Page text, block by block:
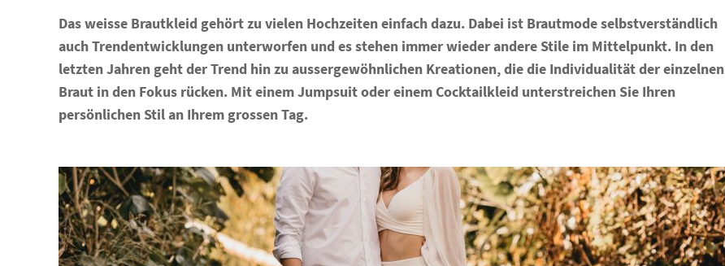
Das weisse Brautkleid gehört zu vielen Hochzeiten einfach dazu. Dabei ist Brautmode selbstverständlich
auch Trendentwicklungen unterworfen und es stehen immer wieder andere Stile im Mittelpunkt. In den
letzten Jahren geht der Trend hin zu aussergewöhnlichen Kreationen, die die Individualität der einzelnen
Braut in den Fokus rücken. Mit einem Jumpsuit oder einem Cocktailkleid unterstreichen Sie Ihren
persönlichen Stil an Ihrem grossen Tag.